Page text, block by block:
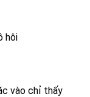
hôi
vào chỉ thấy